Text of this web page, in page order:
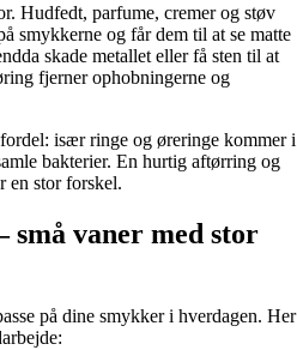
Hudfedt, parfume, cremer og støv
smykkerne og får dem til at se matte
skade metallet eller få sten til at
fjerner ophobningerne og
især ringe og øreringe kommer i
bakterier. En hurtig aftørring og
en stor forskel.
små vaner med stor
på dine smykker i hverdagen. Her